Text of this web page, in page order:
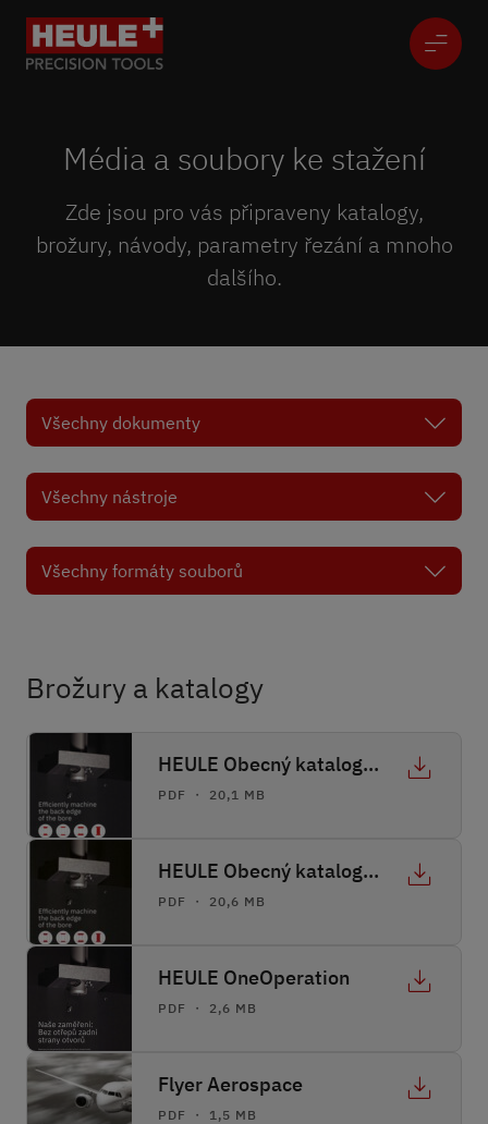
Média a soubory ke stažení
Zde jsou pro vás připraveny katalogy,
brožury, návody, parametry řezání a mnoho
dalšího.
Brožury a katalogy
HEULE Obecný katalog | Dvojstránky
PDF ・ 20,1 MB
HEULE Obecný katalog | Jednotlivé stránky
PDF ・ 20,6 MB
HEULE OneOperation
PDF ・ 2,6 MB
Flyer Aerospace
PDF ・ 1,5 MB